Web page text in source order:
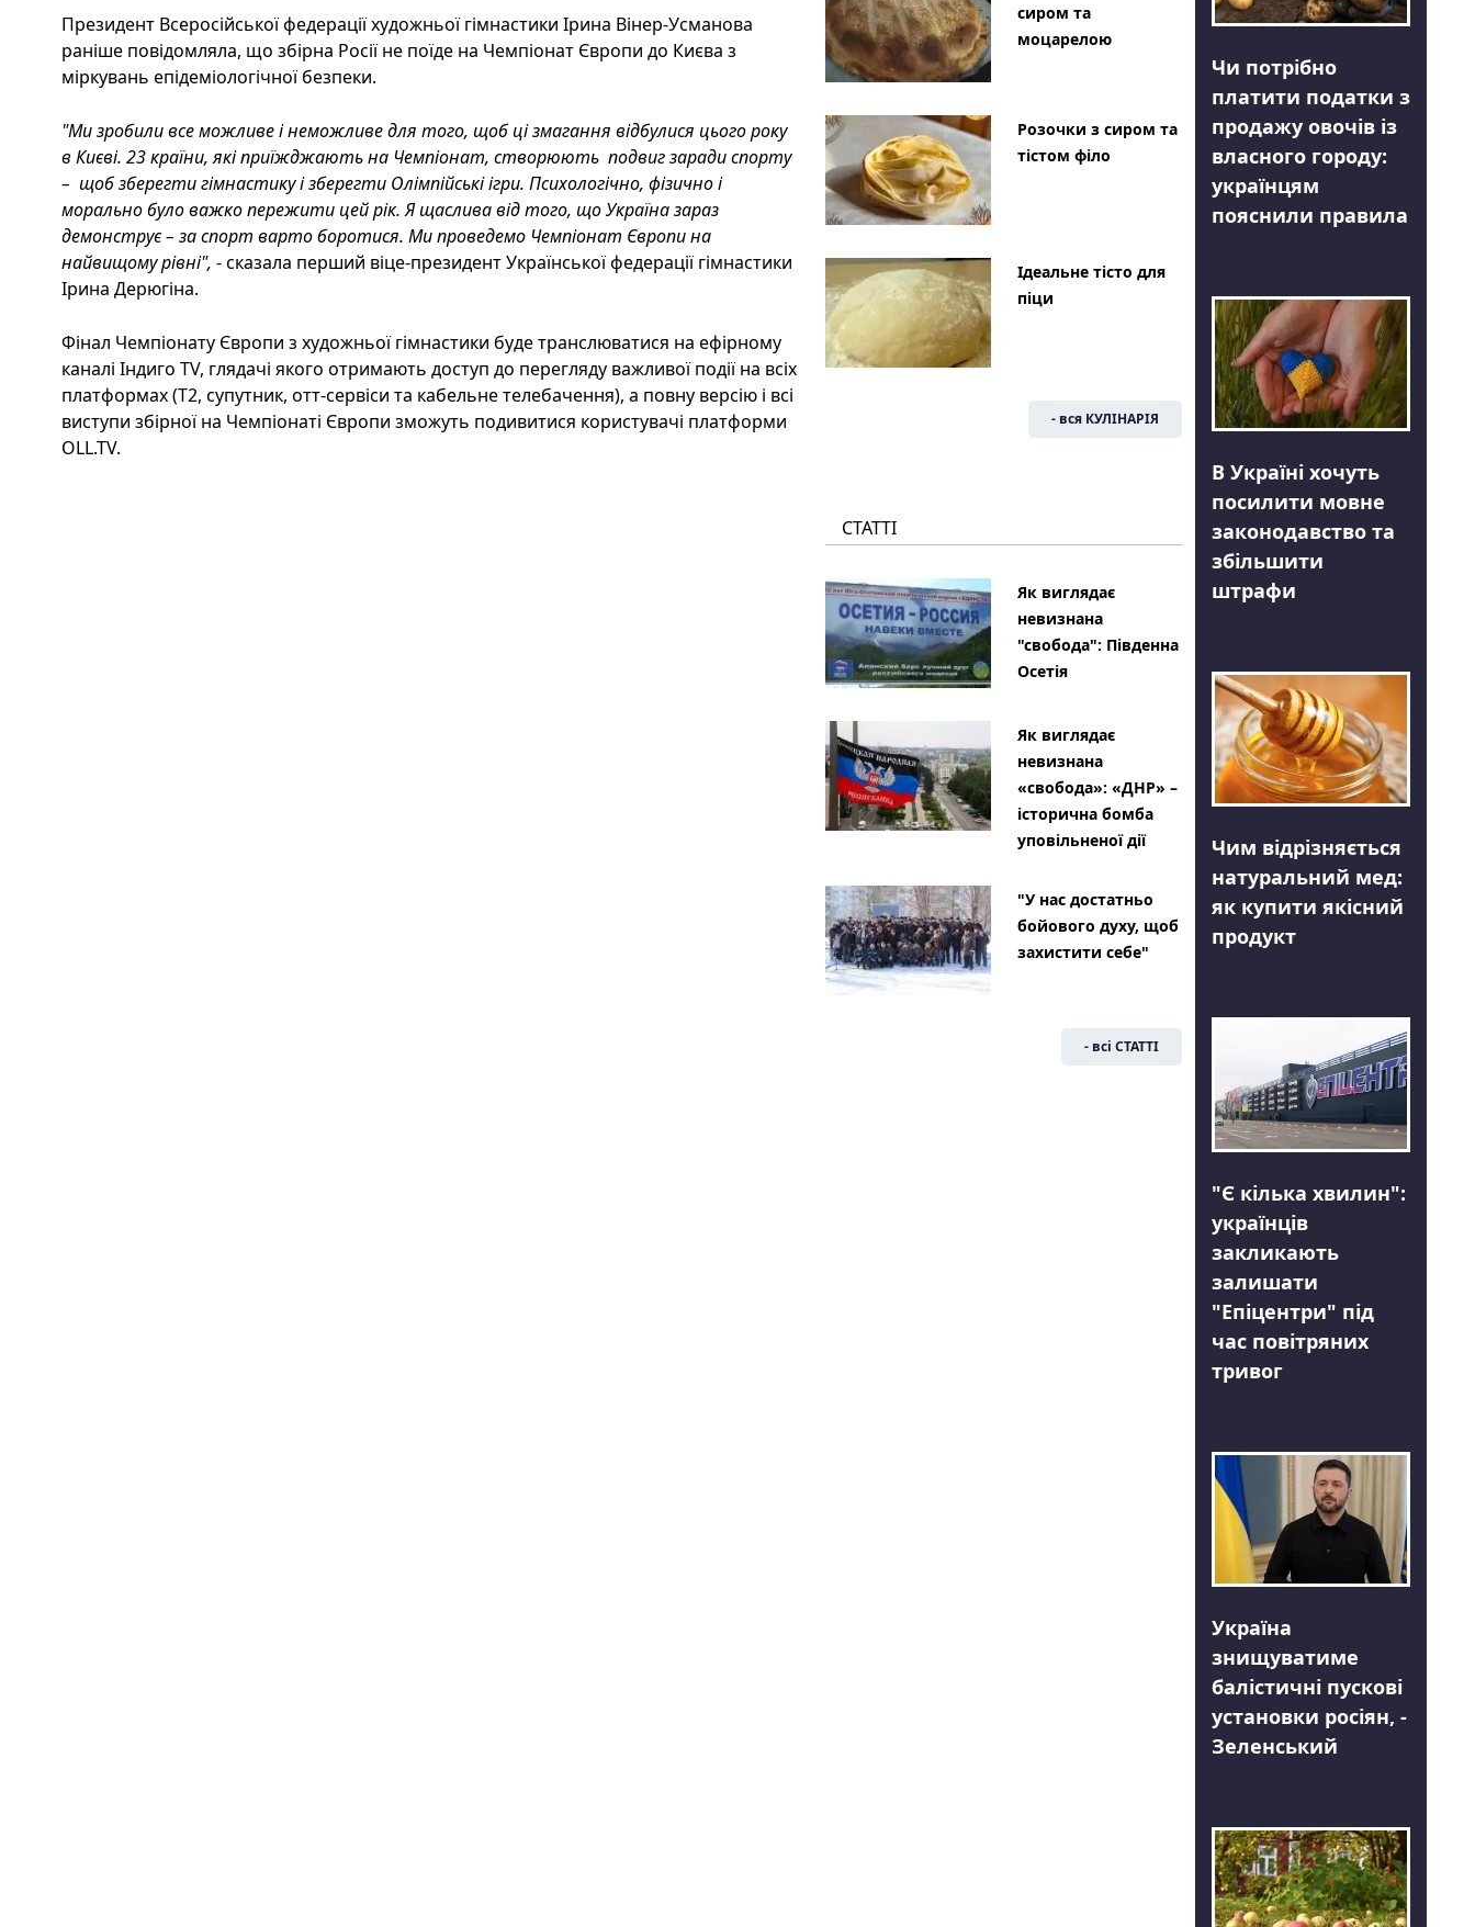
Президент Всеросійської федерації художньої гімнастики Ірина Вінер-Усманова
раніше повідомляла, що збірна Росії не поїде на Чемпіонат Європи до Києва з
міркувань епідеміологічної безпеки.
"Ми зробили все можливе і неможливе для того, щоб ці змагання відбулися цього року
в Києві. 23 країни, які приїжджають на Чемпіонат, створюють подвиг заради спорту
– щоб зберегти гімнастику і зберегти Олімпійські ігри. Психологічно, фізично і
морально було важко пережити цей рік. Я щаслива від того, що Україна зараз
демонструє – за спорт варто боротися. Ми проведемо Чемпіонат Європи на
найвищому рівні", - сказала перший віце-президент Української федерації гімнастики
Ірина Дерюгіна.
Фінал Чемпіонату Європи з художньої гімнастики буде транслюватися на ефірному
каналі Індиго TV, глядачі якого отримають доступ до перегляду важливої події на всіх
платформах (Т2, супутник, отт-сервіси та кабельне телебачення), а повну версію і всі
виступи збірної на Чемпіонаті Європи зможуть подивитися користувачі платформи
OLL.TV.
сиром та
моцарелою
Розочки з сиром та
тістом філо
Ідеальне тісто для
піци
- вся КУЛІНАРІЯ
СТАТТІ
Як виглядає
невизнана
"свобода": Південна
Осетія
Як виглядає
невизнана
«свобода»: «ДНР» –
історична бомба
уповільненої дії
"У нас достатньо
бойового духу, щоб
захистити себе"
- всі СТАТТІ
Чи потрібно
платити податки з
продажу овочів із
власного городу:
українцям
пояснили правила
В Україні хочуть
посилити мовне
законодавство та
збільшити
штрафи
Чим відрізняється
натуральний мед:
як купити якісний
продукт
"Є кілька хвилин":
українців
закликають
залишати
"Епіцентри" під
час повітряних
тривог
Україна
знищуватиме
балістичні пускові
установки росіян, -
Зеленський